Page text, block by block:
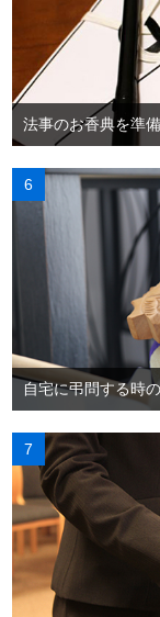
法事のお香典を準
自宅に弔問する時